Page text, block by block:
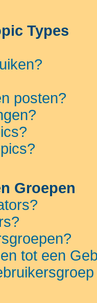
Types
posten?
Groepen
tot een